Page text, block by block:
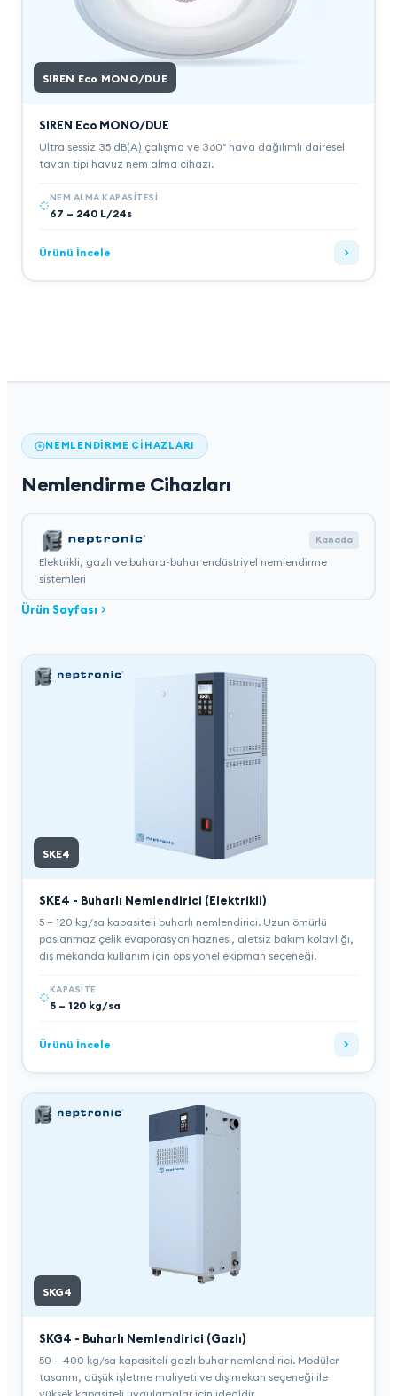
SIREN Eco MONO/DUE
SIREN Eco MONO/DUE
Ultra sessiz 35 dB(A) çalışma ve 360° hava dağılımlı dairesel
tavan tipi havuz nem alma cihazı.
NEM ALMA KAPASITESI
67 – 240 L/24s
Ürünü İncele
NEMLENDIRME CIHAZLARI
Nemlendirme Cihazları
Kanada
Elektrikli, gazlı ve buhara-buhar endüstriyel nemlendirme
sistemleri
Ürün Sayfası
SKE4
SKE4 - Buharlı Nemlendirici (Elektrikli)
5 – 120 kg/sa kapasiteli buharlı nemlendirici. Uzun ömürlü
paslanmaz çelik evaporasyon haznesi, aletsiz bakım kolaylığı,
dış mekanda kullanım için opsiyonel ekipman seçeneği.
KAPASITE
5 – 120 kg/sa
Ürünü İncele
SKG4
SKG4 - Buharlı Nemlendirici (Gazlı)
50 – 400 kg/sa kapasiteli gazlı buhar nemlendirici. Modüler
tasarım, düşük işletme maliyeti ve dış mekan seçeneği ile
yüksek kapasiteli uygulamalar için idealdir.